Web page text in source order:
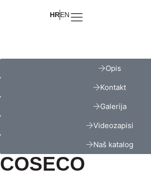
HREN
Opis
Kontakt
Galerija
Videozapisi
Naš katalog
COSECO